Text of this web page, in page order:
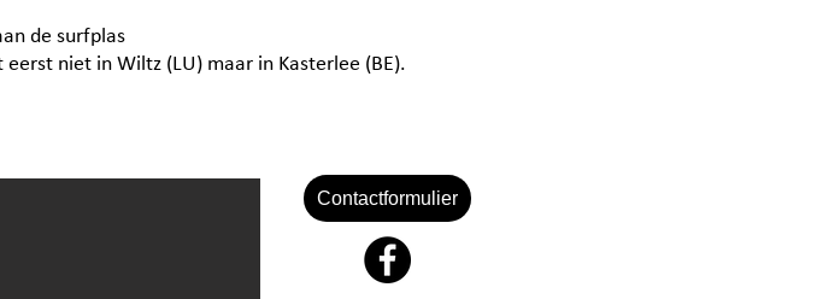
de surfplas
niet in Wiltz (LU) maar in Kasterlee (BE).
Contactformulier